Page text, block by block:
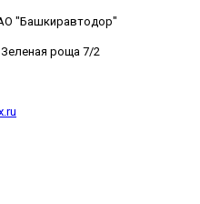
"Башкиравтодор"
роща 7/2